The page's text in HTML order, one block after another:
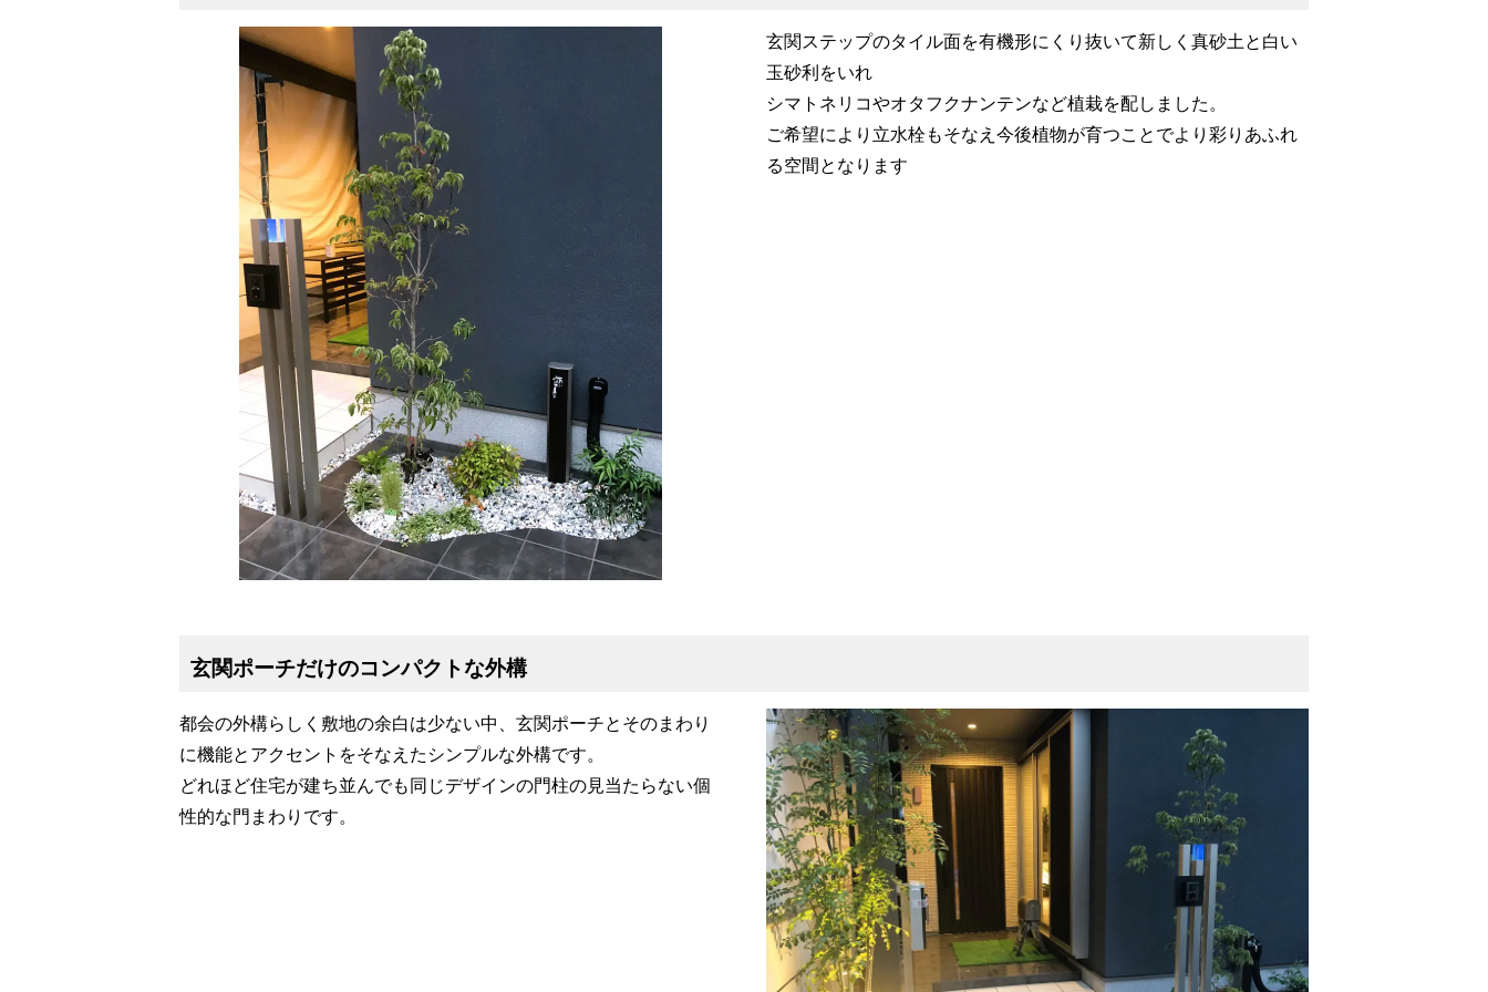
玄関ステップのタイル面を有機形にくり抜いて新しく真砂土と白い
玉砂利をいれ
シマトネリコやオタフクナンテンなど植栽を配しました。
ご希望により立水栓もそなえ今後植物が育つことでより彩りあふれ
る空間となります
玄関ポーチだけのコンパクトな外構
都会の外構らしく敷地の余白は少ない中、玄関ポーチとそのまわり
に機能とアクセントをそなえたシンプルな外構です。
どれほど住宅が建ち並んでも同じデザインの門柱の見当たらない個
性的な門まわりです。